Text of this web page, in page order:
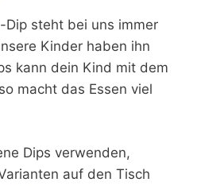
Dip steht bei uns immer
Kinder haben ihn
kann dein Kind mit dem
macht das Essen viel
Dips verwenden,
auf den Tisch